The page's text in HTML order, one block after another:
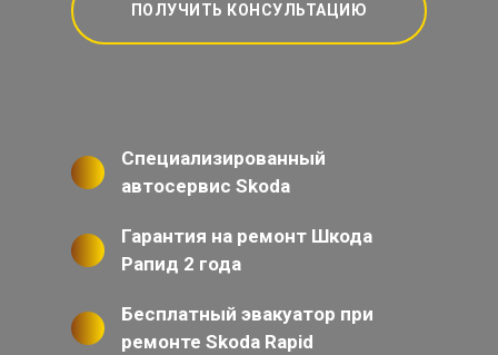
ПОЛУЧИТЬ КОНСУЛЬТАЦИЮ
Специализированный
автосервис Skoda
Гарантия на ремонт Шкода
Рапид 2 года
Бесплатный эвакуатор при
ремонте Skoda Rapid